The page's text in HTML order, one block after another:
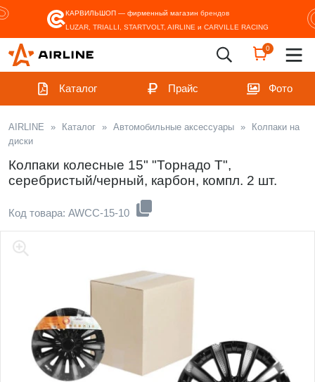
КАРВИЛЬШОП — фирменный магазин брендов
LUZAR, TRIALLI, STARTVOLT, AIRLINE и CARVILLE RACING
0
Каталог Прайс Фото
AIRLINE » Каталог » Автомобильные аксессуары »
Колпаки на
диски
Колпаки колесные 15" "Торнадо Т",
серебристый/черный, карбон, компл. 2 шт.
Код товара: AWCC-15-10